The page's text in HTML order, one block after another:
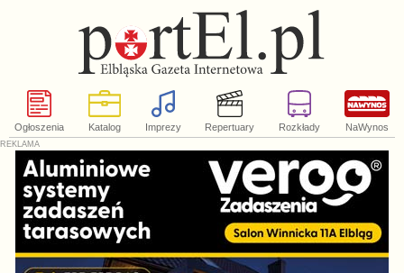
Ogłoszenia Katalog Imprezy Repertuary Rozkłady NaWynos